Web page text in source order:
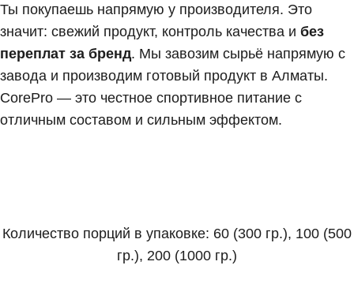
Ты покупаешь напрямую у производителя. Это
значит: свежий продукт, контроль качества и без
переплат за бренд. Мы завозим сырьё напрямую с
завода и производим готовый продукт в Алматы.
CorePro — это честное спортивное питание с
отличным составом и сильным эффектом.
Количество порций в упаковке: 60 (300 гр.), 100 (500
гр.), 200 (1000 гр.)